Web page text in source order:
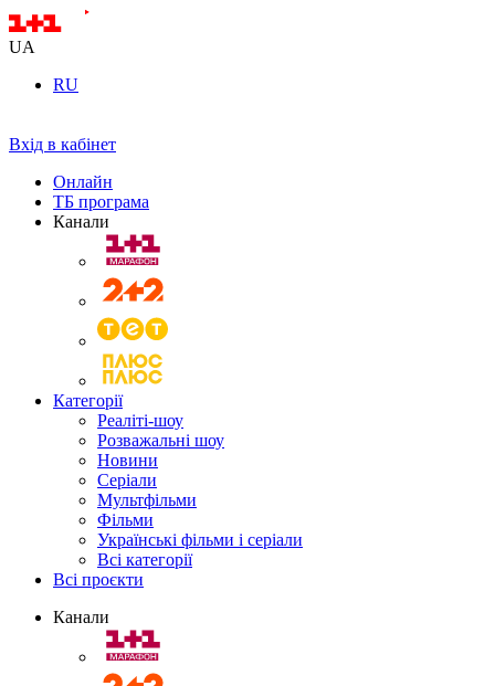
UA
RU
Вхід в кабінет
Онлайн
ТБ програма
Канали
Категорії
Реаліті-шоу
Розважальні шоу
Новини
Серіали
Мультфільми
Фільми
Українські фільми і серіали
Всі категорії
Всі проєкти
Канали